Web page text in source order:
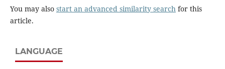
You may also start an advanced similarity searchfor this
article.
LANGUAGE